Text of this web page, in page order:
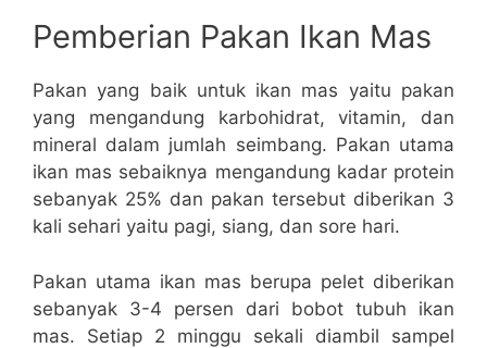
Pemberian Pakan Ikan Mas
Pakan yang baik untuk ikan mas yaitu pakan
yang mengandung karbohidrat, vitamin, dan
mineral dalam jumlah seimbang. Pakan utama
ikan mas sebaiknya mengandung kadar protein
sebanyak 25% dan pakan tersebut diberikan 3
kali sehari yaitu pagi, siang, dan sore hari.
Pakan utama ikan mas berupa pelet diberikan
sebanyak 3-4 persen dari bobot tubuh ikan
mas. Setiap 2 minggu sekali diambil sampel